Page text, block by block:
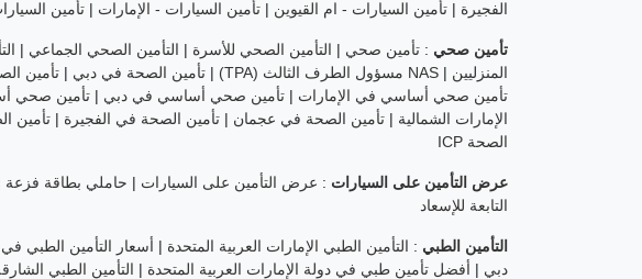
الفجيرة | تأمين السيارات - ام القيوين | تأمين السيارات - الإمارات | تأمين
تأمين صحي : تأمين صحي | التأمين الصحي للأسرة | التأمين الصحي الجماعي |
المنزليين | NAS مسؤول الطرف الثالث (TPA) | تأمين الصحة في دبي | تأمين
تأمين صحي أساسي في الإمارات | تأمين صحي أساسي في دبي | تأمين صحي
الإمارات الشمالية | تأمين الصحة في عجمان | تأمين الصحة في الفجيرة | تأمين
الصحة ICP
عرض التأمين على السيارات : عرض التأمين على السيارات | حاملي بطاقة فزعة
التابعة للإسعاد
التأمين الطبي : التأمين الطبي الإمارات العربية المتحدة | أسعار التأمين الطبي في
دبي | أفضل تأمين طبي في دولة الإمارات العربية المتحدة | التأمين الطبي